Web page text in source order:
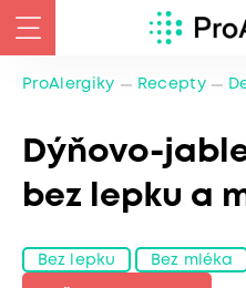
ProAlergiky Recepty
Dýňovo-
bez lepku a
Bez lepku Bez mléka